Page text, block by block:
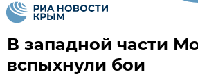
В западной части
вспыхнули бои